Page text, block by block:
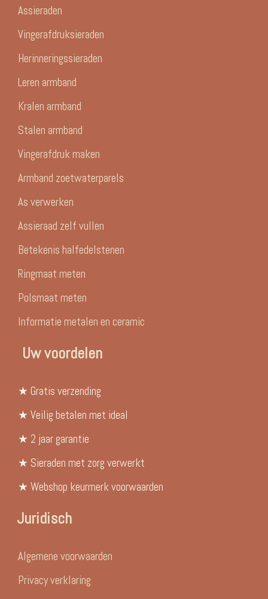
Assieraden
Vingerafdruksieraden
Herinneringssieraden
Leren armband
Kralen armband
Stalen armband
Vingerafdruk maken
Armband zoetwaterparels
As verwerken
Assieraad zelf vullen
Betekenis halfedelstenen
Ringmaat meten
Polsmaat meten
Informatie metalen en ceramic
Uw voordelen
★ Gratis verzending
★ Veilig betalen met ideal
★ 2 jaar garantie
★ Sieraden met zorg verwerkt
★ Webshop keurmerk voorwaarden
Juridisch
Algemene voorwaarden
Privacy verklaring